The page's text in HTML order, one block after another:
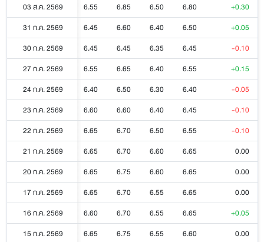
03 ส.ค. 2569
6.55 6.85 6.50 6.80
+0.30
31 ก.ค. 2569
6.45 6.60 6.40 6.50
+0.05
30 ก.ค. 2569
6.45 6.45 6.35 6.45
-0.10
27 ก.ค. 2569
6.55 6.65 6.40 6.55
+0.15
24 ก.ค. 2569
6.40 6.50 6.30 6.40
-0.05
23 ก.ค. 2569
6.60 6.60 6.40 6.45
-0.10
22 ก.ค. 2569
6.65 6.70 6.50 6.55
-0.10
21 ก.ค. 2569
6.65 6.70 6.60 6.65
0.00
20 ก.ค. 2569
6.65 6.75 6.60 6.65
0.00
17 ก.ค. 2569
6.65 6.70 6.55 6.65
0.00
16 ก.ค. 2569
6.60 6.70 6.55 6.65
+0.05
15 ก.ค. 2569
6.65 6.75 6.55 6.60
0.00